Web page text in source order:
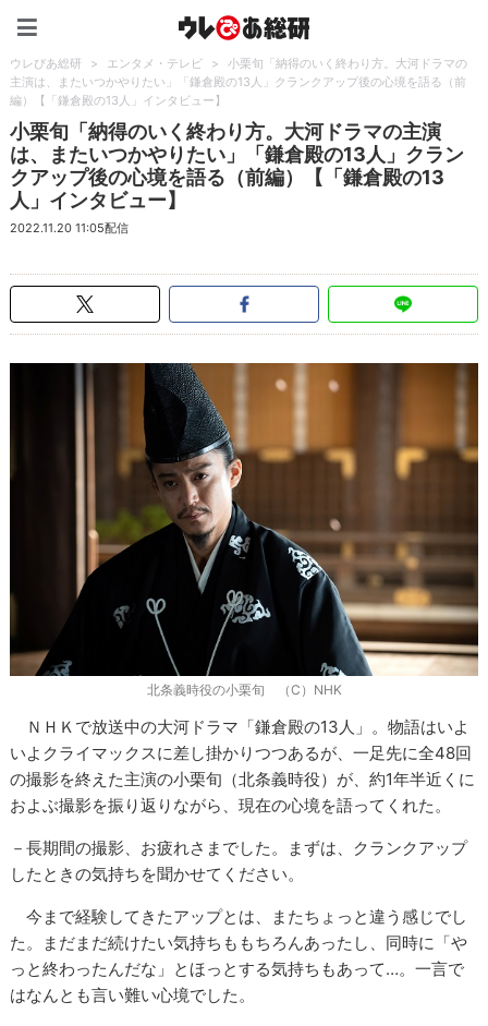
ウレぴあ総研 > エンタメ・テレビ >
小栗旬「納得のいく終わり方。大河ドラマの
主演は、またいつかやりたい」「鎌倉殿の13人」クランクアップ後の心境を語る（前
編）【「鎌倉殿の13人」インタビュー】
小栗旬「納得のいく終わり方。大河ドラマの主演
は、またいつかやりたい」「鎌倉殿の13人」クラン
クアップ後の心境を語る（前編）【「鎌倉殿の13
人」インタビュー】
2022.11.20 11:05配信
北条義時役の小栗旬 （C）NHK
ＮＨＫで放送中の大河ドラマ「鎌倉殿の13人」。物語はいよ
いよクライマックスに差し掛かりつつあるが、一足先に全48回
の撮影を終えた主演の小栗旬（北条義時役）が、約1年半近くに
およぶ撮影を振り返りながら、現在の心境を語ってくれた。
－長期間の撮影、お疲れさまでした。まずは、クランクアップ
したときの気持ちを聞かせてください。
今まで経験してきたアップとは、またちょっと違う感じでし
た。まだまだ続けたい気持ちももちろんあったし、同時に「や
っと終わったんだな」とほっとする気持ちもあって…。一言で
はなんとも言い難い心境でした。